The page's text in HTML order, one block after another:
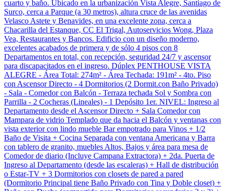
cuarto y baño. Ubicado en la urbanización Vista Alegre, Santiago de
Surco, cerca a Parque (a 30 metros), altura cruce de las avenidas
Velasco Astete y Benavides, en una excelente zona, cerca a
Chacarilla del Estanque, CC El Trigal, Autoservicios Wong, Plaza
Vea, Restaurantes y Bancos. Edificio con un diseño moderno,
excelentes acabados de primera y de sólo 4 pisos con 8
Departamentos en total, con recepción, seguridad 24/7 y ascensor
para discapacitados en el ingreso. Dúplex PENTHOUSE VISTA
ALEGRE - Área Total: 274m² - Área Techada: 191m² - 4to. Piso
con Ascensor Directo - 4 Dormitorios (2 Dormit.con Baño Privado)
- Sala - Comedor con Balcón - Terraza techada Sol y Sombra con
Parrilla - 2 Cocheras (Lineales) - 1 Depósito 1er. NIVEL: Ingreso al
Departamento desde el Ascensor Directo + Sala Comedor con
Mampara de vidrio Templado que da hacia el Balcón y ventanas con
vista exterior con lindo mueble Bar empotrado para Vinos + 1/2
Baño de Visita + Cocina Separada con ventana Americana y Barra
con tablero de granito, muebles Altos, Bajos y área para mesa de
Comedor de diario (Incluye Campana Extractora) + 2da. Puerta de
Ingreso al Departamento (desde las escaleras) + Hall de distribución
o Estar-TV + 3 Dormitorios con closets de pared a pared
(Dormitorio Principal tiene Baño Privado con Tina y Doble closet) +